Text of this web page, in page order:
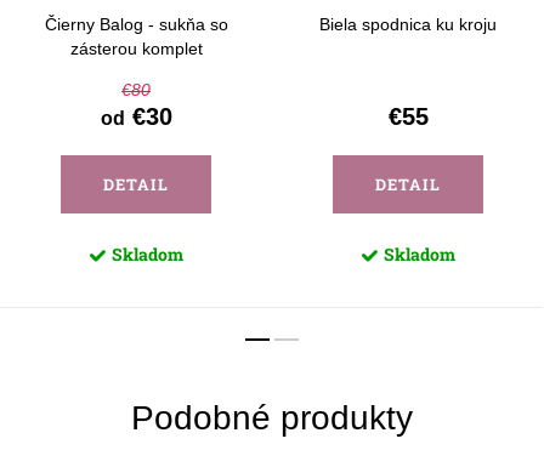
Čierny Balog - sukňa so
zásterou komplet
€80
od €30
DETAIL
Skladom
Biela spodnica ku kroju
€55
DETAIL
Skladom